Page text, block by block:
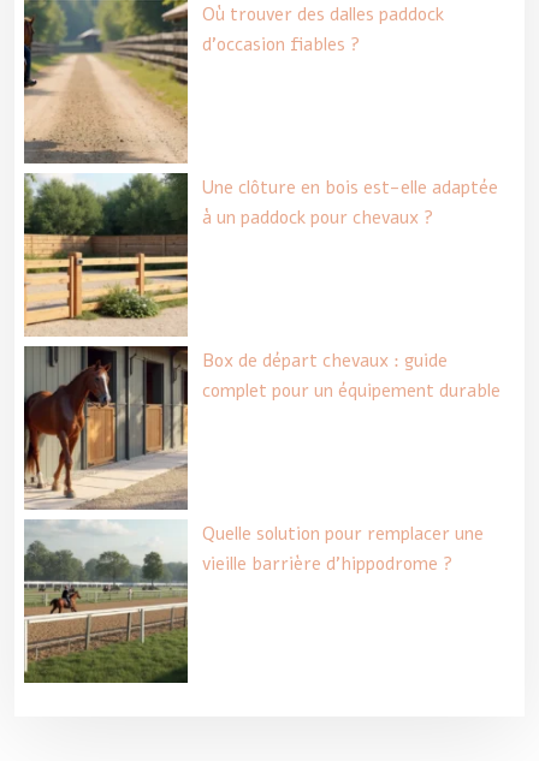
Où trouver des dalles paddock
d’occasion fiables ?
Une clôture en bois est-elle adaptée
à un paddock pour chevaux ?
Box de départ chevaux : guide
complet pour un équipement durable
Quelle solution pour remplacer une
vieille barrière d’hippodrome ?